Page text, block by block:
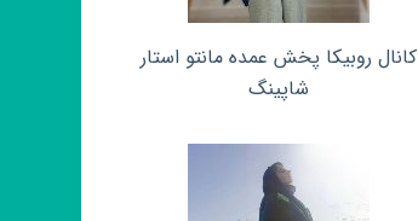
کانال روبیکا پخش عمده مانتو استار
شاپینگ